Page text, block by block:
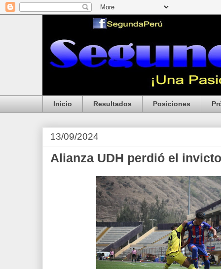
Inicio Resultados Posiciones
13/09/2024
Alianza UDH perdió el